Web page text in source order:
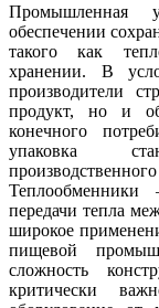
Промышленная
обеспечении
такого как
хранении. В
производители
продукт, но и
конечного
упаковка
передачи тепла
широкое
пищевой
сложность
критически